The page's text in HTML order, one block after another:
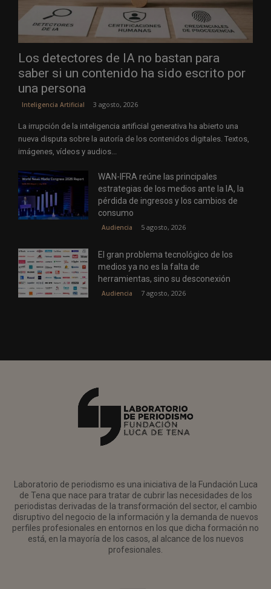
Los detectores de IA no bastan para
saber si un contenido ha sido escrito por
una persona
Inteligencia Artificial 3 agosto, 2026
La irrupción de la inteligencia artificial generativa ha abierto una
nueva disputa sobre la autoría de los contenidos digitales. Textos,
imágenes, vídeos y audios...
WAN-IFRA reúne las principales
estrategias de los medios ante la IA, la
pérdida de ingresos y los cambios de
consumo
Audiencia 5 agosto, 2026
El gran problema tecnológico de los
medios ya no es la falta de
herramientas, sino su desconexión
Audiencia 7 agosto, 2026
Laboratorio de periodismo es una iniciativa de la Fundación Luca
de Tena que nace para tratar de cubrir las necesidades de los
periodistas derivadas de la transformación del sector, el cambio
disruptivo del negocio de la información y la demanda de nuevos
perfiles profesionales en entornos en los que dicha formación no
está, en la mayoría de los casos, al alcance de los nuevos
profesionales.